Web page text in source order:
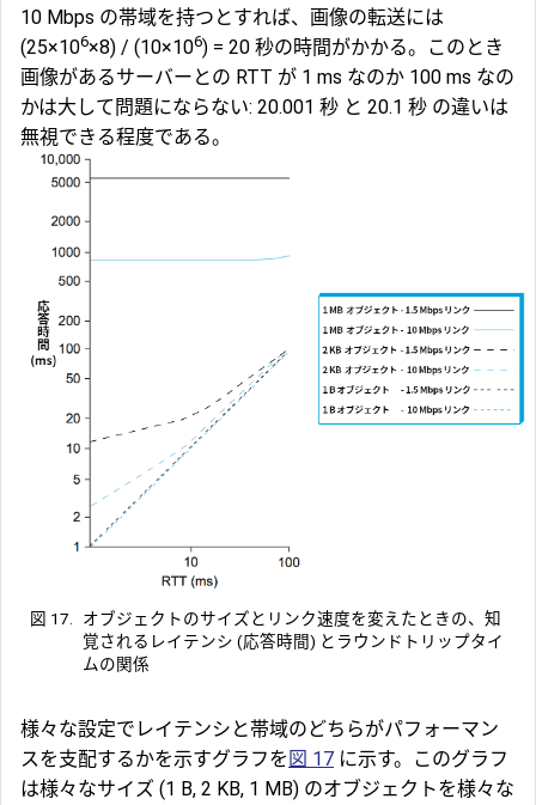
10 Mbps の帯域を持つとすれば、画像の転送には
(25×106×8) / (10×106) = 20 秒の時間がかかる。このとき
画像があるサーバーとの RTT が 1 ms なのか 100 ms なの
かは大して問題にならない: 20.001 秒 と 20.1 秒 の違いは
無視できる程度である。
図 17.
オブジェクトのサイズとリンク速度を変えたときの、知
覚されるレイテンシ (応答時間) とラウンドトリップタイ
ムの関係
様々な設定でレイテンシと帯域のどちらがパフォーマン
スを支配するかを示すグラフを 図 17 に示す。このグラフ
は様々なサイズ (1 B, 2 KB, 1 MB) のオブジェクトを様々な